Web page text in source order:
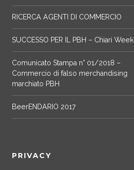
RICERCA AGENTI DI COMMERCIO
SUCCESSO PER IL PBH – Chiari Week
Comunicato Stampa n° 01/2018 –
Commercio di falso merchandising
marchiato PBH
BeerENDARIO 2017
PRIVACY